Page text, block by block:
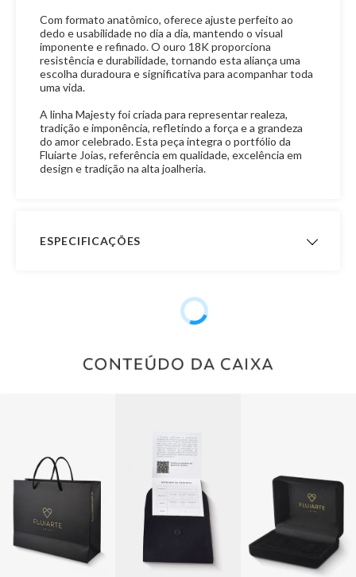
Com formato anatômico, oferece ajuste perfeito ao
dedo e usabilidade no dia a dia, mantendo o visual
imponente e refinado. O ouro 18K proporciona
resistência e durabilidade, tornando esta aliança uma
escolha duradoura e significativa para acompanhar toda
uma vida.
A linha Majesty foi criada para representar realeza,
tradição e imponência, refletindo a força e a grandeza
do amor celebrado. Esta peça integra o portfólio da
Fluiarte Joias, referência em qualidade, excelência em
design e tradição na alta joalheria.
ESPECIFICAÇÕES
Peso Aproximado 3,8 gramas
Sem Pedra
Público
3,5 mm